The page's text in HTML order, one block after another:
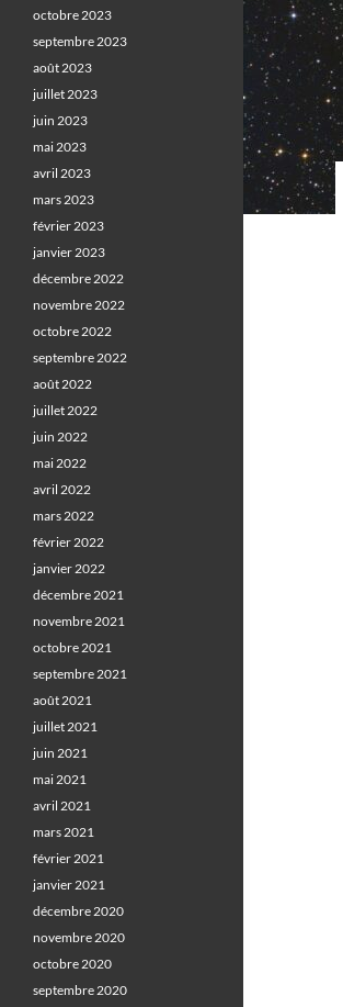
octobre 2023
septembre 2023
août 2023
juillet 2023
juin 2023
mai 2023
avril 2023
mars 2023
février 2023
janvier 2023
décembre 2022
novembre 2022
octobre 2022
septembre 2022
août 2022
juillet 2022
juin 2022
mai 2022
avril 2022
mars 2022
février 2022
janvier 2022
décembre 2021
novembre 2021
octobre 2021
septembre 2021
août 2021
juillet 2021
juin 2021
mai 2021
avril 2021
mars 2021
février 2021
janvier 2021
décembre 2020
novembre 2020
octobre 2020
septembre 2020